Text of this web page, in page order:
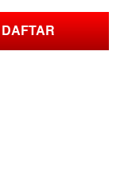
DAFTAR